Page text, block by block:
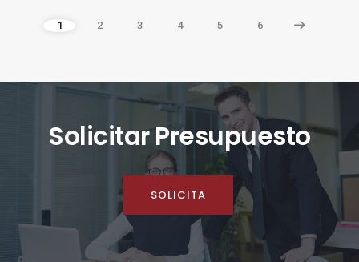
1 2 3 4 5 6
Solicitar Presupuesto
SOLICITA